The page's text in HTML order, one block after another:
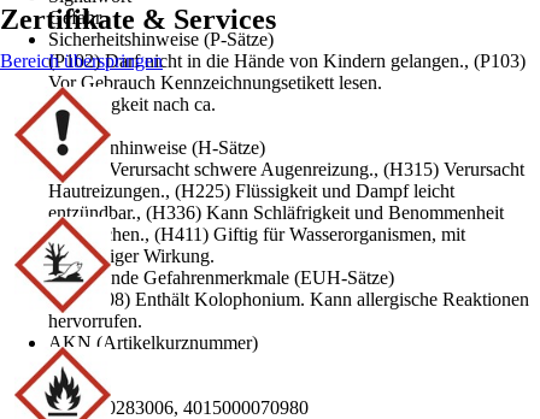
Gefahr
Sicherheitshinweise (P-Sätze)
(P102) Darf nicht in die Hände von Kindern gelangen., (P103)
Vor Gebrauch Kennzeichnungsetikett lesen.
Endfestigkeit nach ca.
72 h
Gefahrenhinweise (H-Sätze)
(H319) Verursacht schwere Augenreizung., (H315) Verursacht
Hautreizungen., (H225) Flüssigkeit und Dampf leicht
entzündbar., (H336) Kann Schläfrigkeit und Benommenheit
verursachen., (H411) Giftig für Wasserorganismen, mit
langfristiger Wirkung.
Ergänzende Gefahrenmerkmale (EUH-Sätze)
(EUH208) Enthält Kolophonium. Kann allergische Reaktionen
hervorrufen.
AKN (Artikelkurznummer)
X4VD
EAN
2002560283006, 4015000070980
Zertifikate & Services
Bereich überspringen